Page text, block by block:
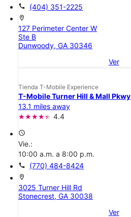
call (404) 351-2225
location_on
127 Perimeter Center W
Ste B
Dunwoody, GA 30346
Ver
Tienda T-Mobile Experience
T-Mobile Turner Hill & Mall Pkwy
13.1 miles away
4.4
access_time
Vie.:
10:00 a.m. a 8:00 p.m.
call (770) 484-8424
location_on
3025 Turner Hill Rd
Stonecrest, GA 30038
Ver